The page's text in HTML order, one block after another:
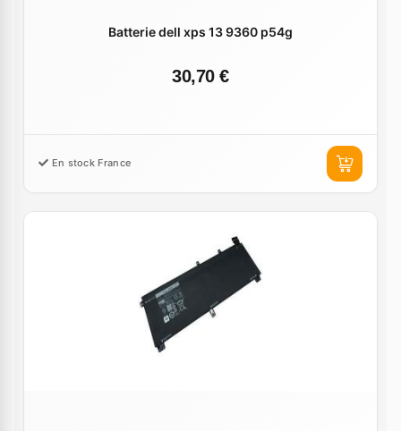
Batterie dell xps 13 9360 p54g
30,70 €
En stock France